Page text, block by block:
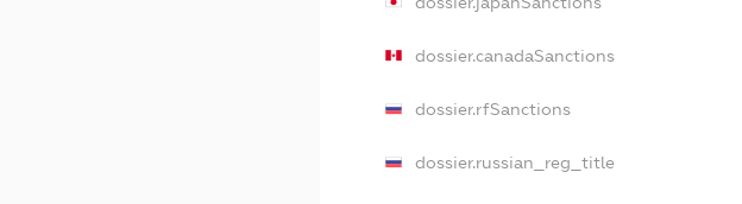
dossier.canadaSanctions
dossier.rfSanctions
dossier.russian_reg_title